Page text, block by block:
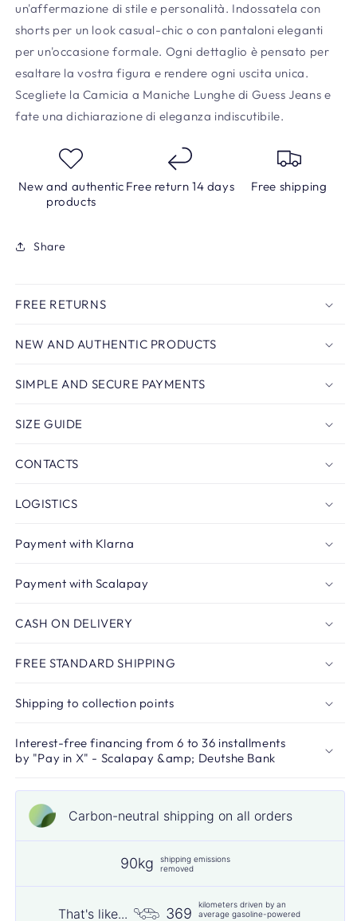
un'affermazione di stile e personalità. Indossatela con
shorts per un look casual-chic o con pantaloni eleganti
per un'occasione formale. Ogni dettaglio è pensato per
esaltare la vostra figura e rendere ogni uscita unica.
Scegliete la Camicia a Maniche Lunghe di Guess Jeans e
fate una dichiarazione di eleganza indiscutibile.
New and authentic
products
Free return 14 days Free shipping
Share
FREE RETURNS
NEW AND AUTHENTIC PRODUCTS
SIMPLE AND SECURE PAYMENTS
SIZE GUIDE
CONTACTS
LOGISTICS
Payment with Klarna
Payment with Scalapay
CASH ON DELIVERY
FREE STANDARD SHIPPING
Shipping to collection points
Interest-free financing from 6 to 36 installments
by "Pay in X" - Scalapay &amp; Deutshe Bank
Carbon-neutral shipping on all orders
90kg
shipping emissions
removed
That's like... 369
kilometers driven by an
average gasoline-powered